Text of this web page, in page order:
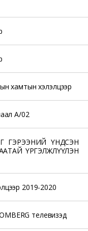
хамтын хэлэлцээр
А/02
ГЭРЭЭНИЙ ҮНДСЭН
ҮРГЭЛЖЛҮҮЛЭН
2019-2020
телевизэд